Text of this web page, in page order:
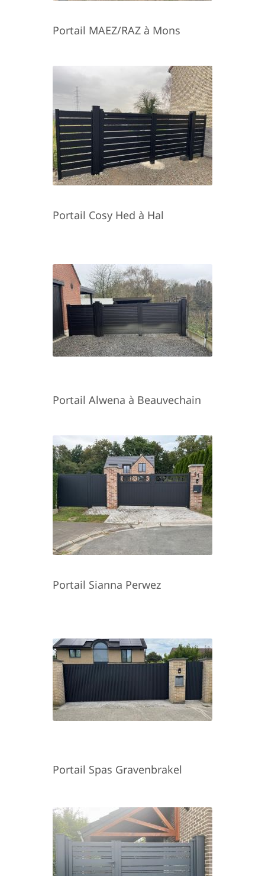
Portail MAEZ/RAZ à Mons
Portail Cosy Hed à Hal
Portail Alwena à Beauvechain
Portail Sianna Perwez
Portail Spas Gravenbrakel